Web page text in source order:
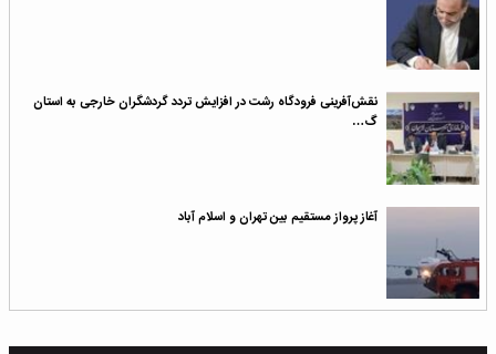
نقش‌آفرینی فرودگاه رشت در افزایش تردد گردشگران خارجی به استان
گ…
آغاز پرواز مستقیم بین تهران و اسلام آباد